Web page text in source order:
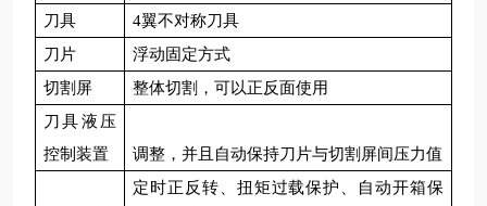
刀具
4翼不对称刀具
刀片
浮动固定方式
切割屏
整体切割，可以正反面使用
刀具液压
控制装置
调整，并且自动保持刀片与切割屏间压力值
定时正反转、扭矩过载保护、自动开箱保